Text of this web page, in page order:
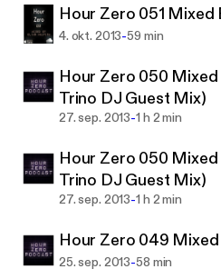
Hour Zero 051 Mixed
4. okt. 2013-59 min
Hour Zero 050 Mixed
Trino DJ Guest Mix)
27. sep. 2013-1 h 2 min
Hour Zero 050 Mixed
Trino DJ Guest Mix)
27. sep. 2013-1 h 2 min
Hour Zero 049
25. sep. 2013-58 min